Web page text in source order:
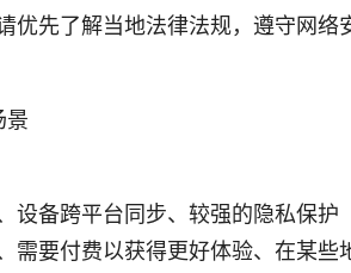
优先了解当地法律法规，遵守网络
景
设备跨平台同步、较强的隐私保护
需要付费以获得更好体验、在某些